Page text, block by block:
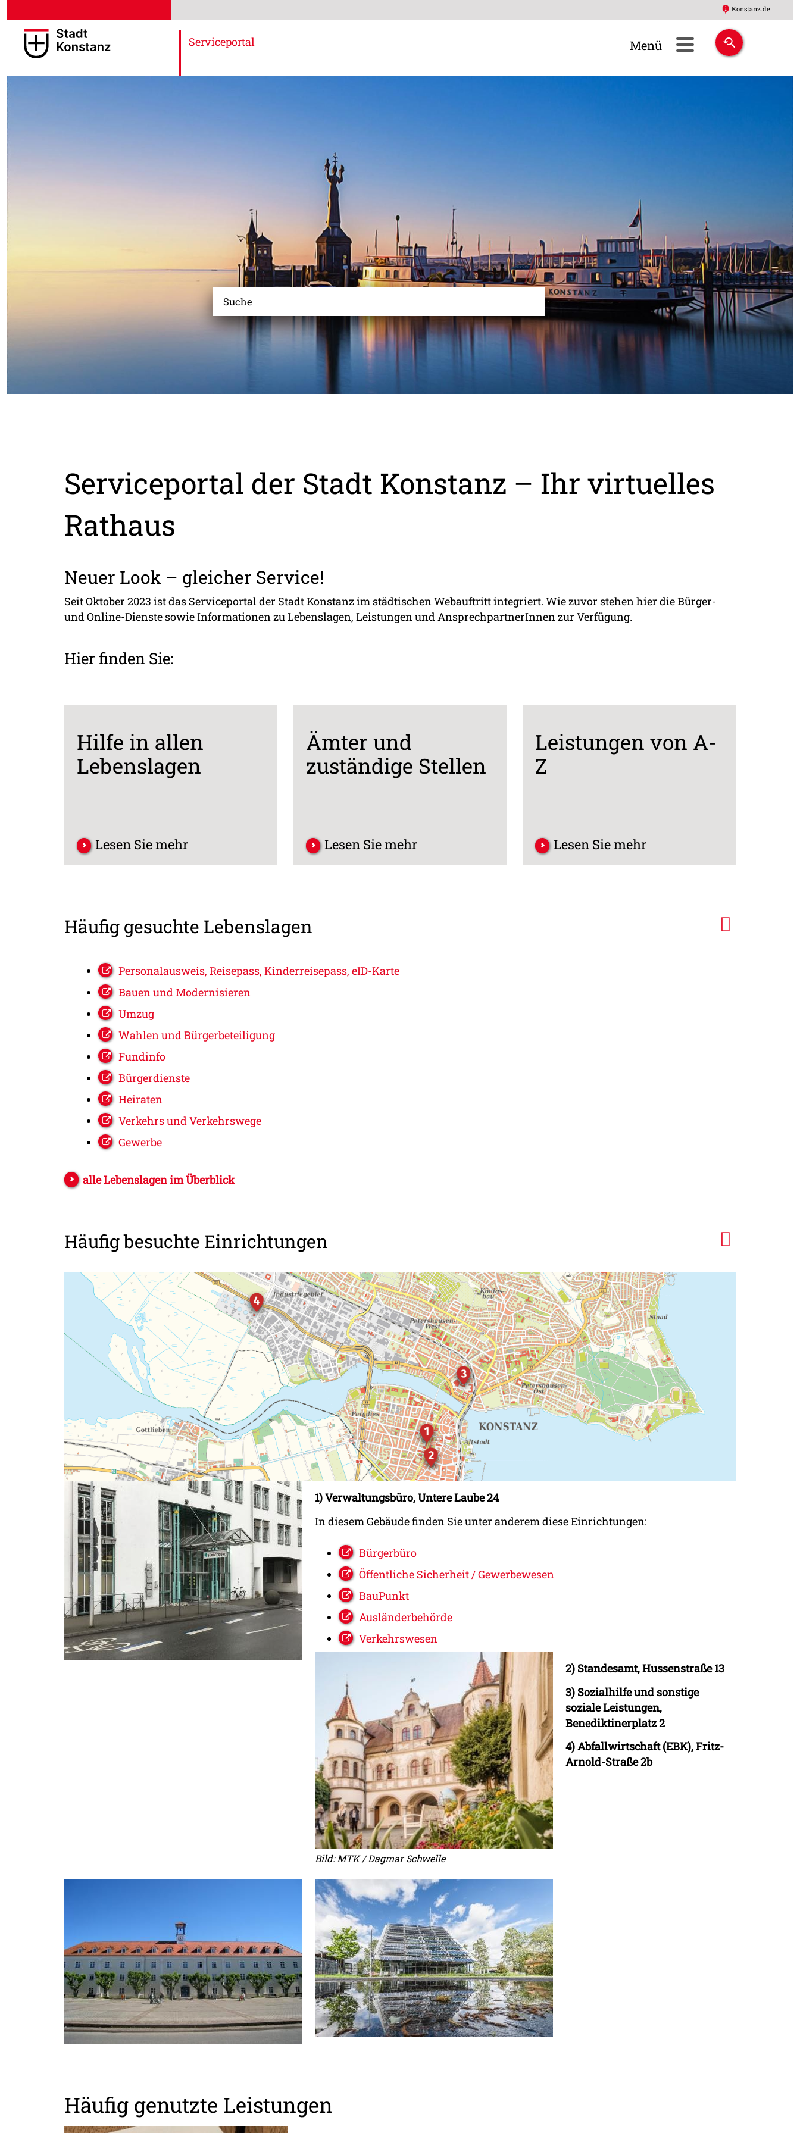
Konstanz.de
Serviceportal
Serviceportal der Stadt Konstanz – Ihr virtuelles
Rathaus
Neuer Look – gleicher Service!
Seit Oktober 2023 ist das Serviceportal der Stadt Konstanz im städtischen Webauftritt integriert. Wie zuvor stehen hier die Bürger-
und Online-Dienste sowie Informationen zu Lebenslagen, Leistungen und AnsprechpartnerInnen zur Verfügung.
Hier finden Sie:
Hilfe in allen
Lebenslagen
Lesen Sie mehr
Ämter und
zuständige Stellen
Lesen Sie mehr
Leistungen von A-
Z
Lesen Sie mehr
Häufig gesuchte Lebenslagen
Personalausweis, Reisepass, Kinderreisepass, eID-Karte
Bauen und Modernisieren
Umzug
Wahlen und Bürgerbeteiligung
Fundinfo
Bürgerdienste
Heiraten
Verkehrs und Verkehrswege
Gewerbe
alle Lebenslagen im Überblick
Häufig besuchte Einrichtungen
1) Verwaltungsbüro, Untere Laube 24
In diesem Gebäude finden Sie unter anderem diese Einrichtungen:
Bürgerbüro
Öffentliche Sicherheit / Gewerbewesen
BauPunkt
Ausländerbehörde
Verkehrswesen
Bild: MTK / Dagmar Schwelle
2) Standesamt, Hussenstraße 13
3) Sozialhilfe und sonstige
soziale Leistungen,
Benediktinerplatz 2
4)Abfallwirtschaft (EBK), Fritz-
Arnold-Straße 2b
Häufig genutzte Leistungen